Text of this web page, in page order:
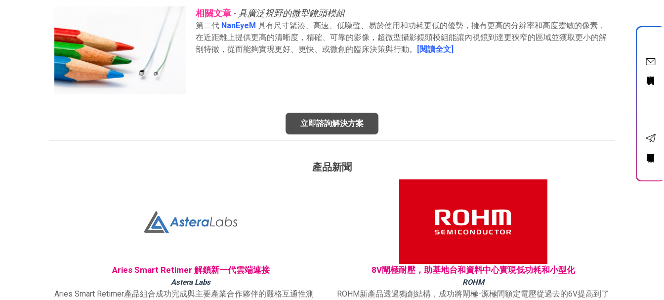
相關文章 - 具廣泛視野的微型鏡頭模組
第二代 NanEyeM 具有尺寸緊湊、高速、低噪聲、易於使用和功耗更低的優勢，擁有更高的分辨率和高度靈敏的像素，
在近距離上提供更高的清晰度，精確、可靠的影像，超微型攝影鏡頭模組能讓內視鏡到達更狹窄的區域並獲取更小的解
剖特徵，從而能夠實現更好、更快、或微創的臨床決策與行動。
[閱讀全文]
立即諮詢解決方案
產品新聞
Aries Smart Retimer 解鎖新一代雲端連接
Astera Labs
Aries Smart Retimer產品組合成功完成與主要產業合作夥伴的嚴格互通性測
8V閘極耐壓，助基地台和資料中心實現低功耗和小型化
ROHM
ROHM新產品透過獨創結構，成功將閘極-源極間額定電壓從過去的6V提高到了